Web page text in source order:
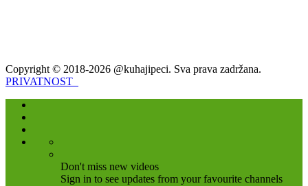
Copyright © 2018-2026 @kuhajipeci. Sva prava zadržana.
PRIVATNOST
Don't miss new videos
Sign in to see updates from your favourite channels